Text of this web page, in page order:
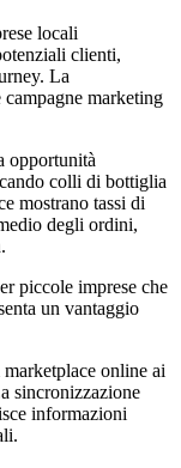
locali
clienti,
La
campagne marketing
opportunità
colli di bottiglia
mostrano tassi di
degli ordini,
piccole imprese che
un vantaggio
online ai
sincronizzazione
informazioni